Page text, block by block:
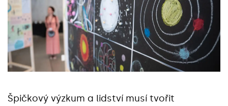
Špičkový výzkum a lidství musí tvořit